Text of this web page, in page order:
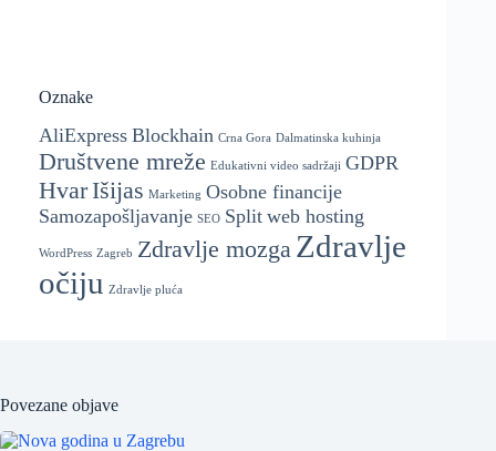
Oznake
AliExpress Blockhain Crna Gora Dalmatinska kuhinja
Društvene mreže Edukativni video sadržaji GDPR
Hvar Išijas Marketing Osobne financije
Samozapošljavanje SEO Split web hosting
WordPress Zagreb Zdravlje mozga Zdravlje
očiju Zdravlje pluća
Povezane objave